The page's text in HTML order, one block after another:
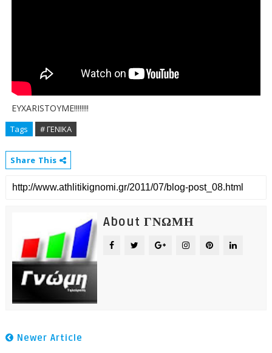
EYXARISTOYME!!!!!!!!
Tags # ΓΕΝΙΚΑ
Share This
About ΓΝΩΜΗ
Newer Article